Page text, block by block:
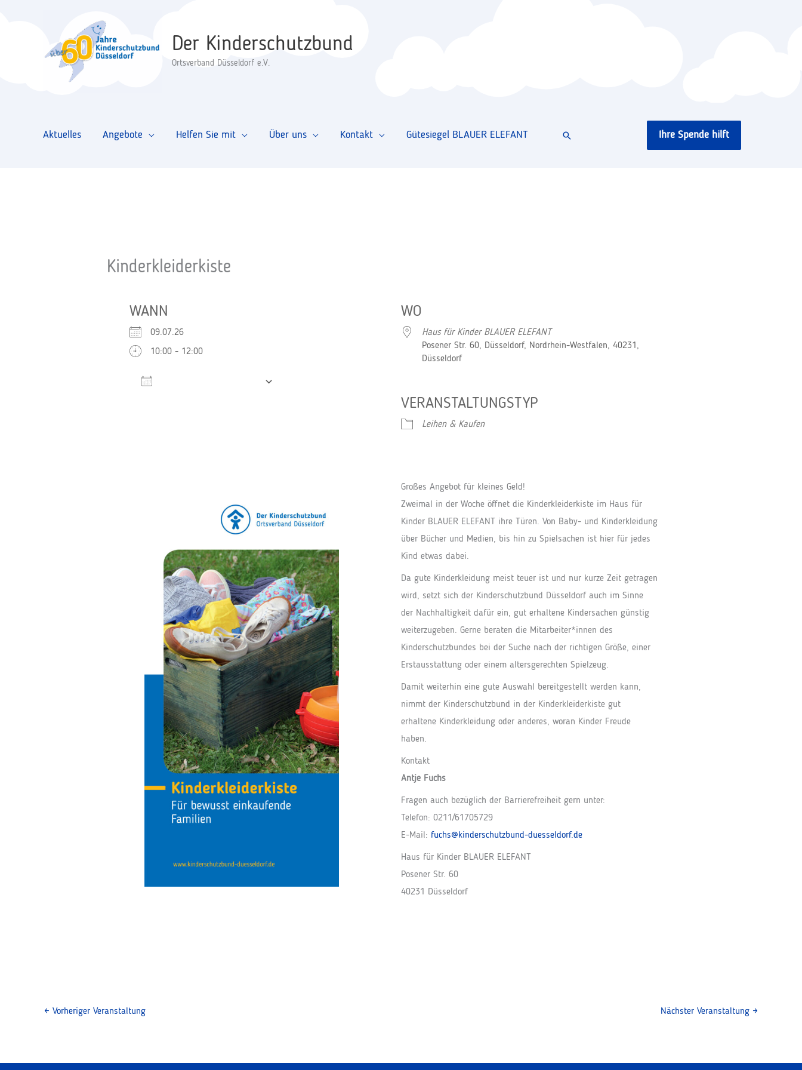
Der Kinderschutzbund
Ortsverband Düsseldorf e.V.
Aktuelles Angebote Helfen Sie mit Über uns Kontakt Gütesiegel BLAUER ELEFANT Suchen Ihre Spende hilft
Kinderkleiderkiste
WANN
09.07.26
10:00 - 12:00
iCalendar
WO
Haus für Kinder BLAUER ELEFANT
Posener Str. 60, Düsseldorf, Nordrhein-Westfalen, 40231,
Düsseldorf
VERANSTALTUNGSTYP
Leihen & Kaufen
Großes Angebot für kleines Geld!
Zweimal in der Woche öffnet die Kinderkleiderkiste im Haus für
Kinder BLAUER ELEFANT ihre Türen. Von Baby- und Kinderkleidung
über Bücher und Medien, bis hin zu Spielsachen ist hier für jedes
Kind etwas dabei.
Da gute Kinderkleidung meist teuer ist und nur kurze Zeit getragen
wird, setzt sich der Kinderschutzbund Düsseldorf auch im Sinne
der Nachhaltigkeit dafür ein, gut erhaltene Kindersachen günstig
weiterzugeben. Gerne beraten die Mitarbeiter*innen des
Kinderschutzbundes bei der Suche nach der richtigen Größe, einer
Erstausstattung oder einem altersgerechten Spielzeug.
Damit weiterhin eine gute Auswahl bereitgestellt werden kann,
nimmt der Kinderschutzbund in der Kinderkleiderkiste gut
erhaltene Kinderkleidung oder anderes, woran Kinder Freude
haben.
Kontakt
Antje Fuchs
Fragen auch bezüglich der Barrierefreiheit gern unter:
Telefon: 0211/61705729
E-Mail: fuchs@kinderschutzbund-duesseldorf.de
Haus für Kinder BLAUER ELEFANT
Posener Str. 60
40231 Düsseldorf
← Vorheriger Veranstaltung Nächster Veranstaltung →